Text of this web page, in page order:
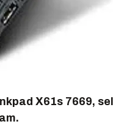
X61s 7669,